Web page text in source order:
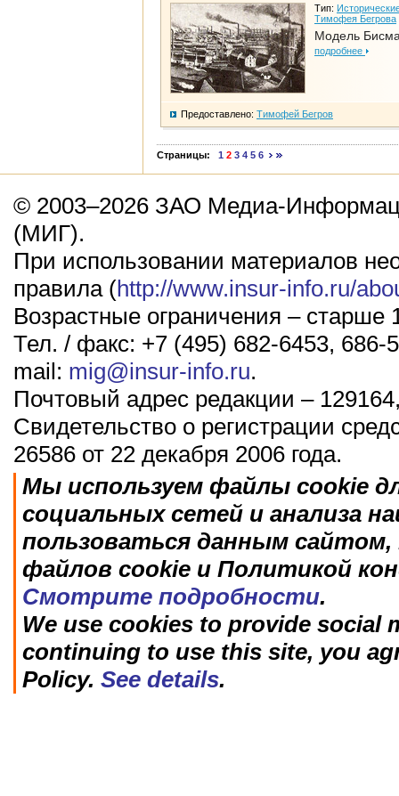
Тип:
Тимофея Бегрова
Модель
подробнее
Предоставлено: Тимофей Бегров
Страницы: 1 2 3 4 5 6
© 2003–2026 ЗАО Медиа-
(МИГ).
При использовании материалов
правила (http://www.insur-info.ru/
Возрастные ограничения – старше
Тел. / факс: +7 (495) 682-6453, 686-
mail: mig@insur-info.ru.
Почтовый адрес редакции –
Свидетельство о регистрации
26586 от 22 декабря 2006 года.
Мы используем файлы cookie
социальных сетей и анализа
пользоваться данным
файлов cookie и Политикой
Смотрите подробности.
We use cookies to provide social
continuing to use this site, you
Policy. See details.